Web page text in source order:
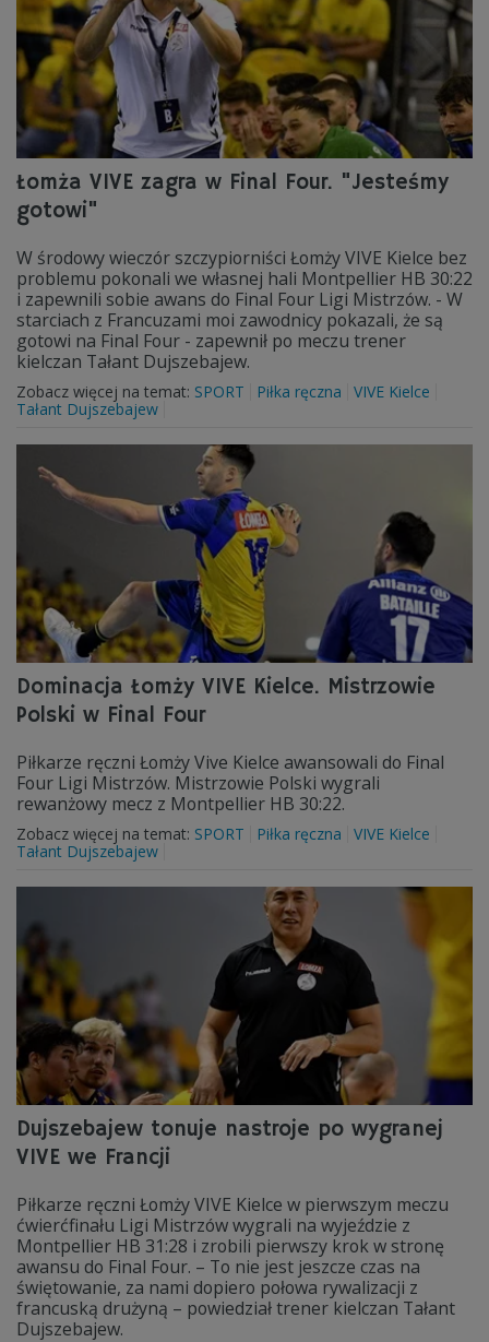
Łomża VIVE zagra w Final Four. "Jesteśmy
gotowi"
W środowy wieczór szczypiorniści Łomży VIVE Kielce bez
problemu pokonali we własnej hali Montpellier HB 30:22
i zapewnili sobie awans do Final Four Ligi Mistrzów. - W
starciach z Francuzami moi zawodnicy pokazali, że są
gotowi na Final Four - zapewnił po meczu trener
kielczan Tałant Dujszebajew.
Zobacz więcej na temat: SPORT Piłka ręczna
VIVE Kielce
Tałant Dujszebajew
Dominacja Łomży VIVE Kielce. Mistrzowie
Polski w Final Four
Piłkarze ręczni Łomży Vive Kielce awansowali do Final
Four Ligi Mistrzów. Mistrzowie Polski wygrali
rewanżowy mecz z Montpellier HB 30:22.
Zobacz więcej na temat: SPORT Piłka ręczna
VIVE Kielce
Tałant Dujszebajew
Dujszebajew tonuje nastroje po wygranej
VIVE we Francji
Piłkarze ręczni Łomży VIVE Kielce w pierwszym meczu
ćwierćfinału Ligi Mistrzów wygrali na wyjeździe z
Montpellier HB 31:28 i zrobili pierwszy krok w stronę
awansu do Final Four. – To nie jest jeszcze czas na
świętowanie, za nami dopiero połowa rywalizacji z
francuską drużyną – powiedział trener kielczan Tałant
Dujszebajew.